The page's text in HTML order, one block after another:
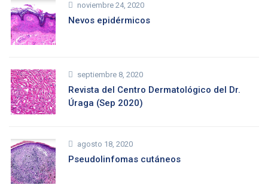
noviembre 24, 2020
Nevos epidérmicos
septiembre 8, 2020
Revista del Centro Dermatológico del Dr.
Úraga (Sep 2020)
agosto 18, 2020
Pseudolinfomas cutáneos